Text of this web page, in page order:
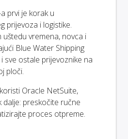
prvi je korak u
prijevoza i logistike.
uštedu vremena, novca i
Blue Water Shipping
sve ostale prijevoznike na
ploči.
Oracle NetSuite,
dalje: preskočite ručne
proces otpreme.